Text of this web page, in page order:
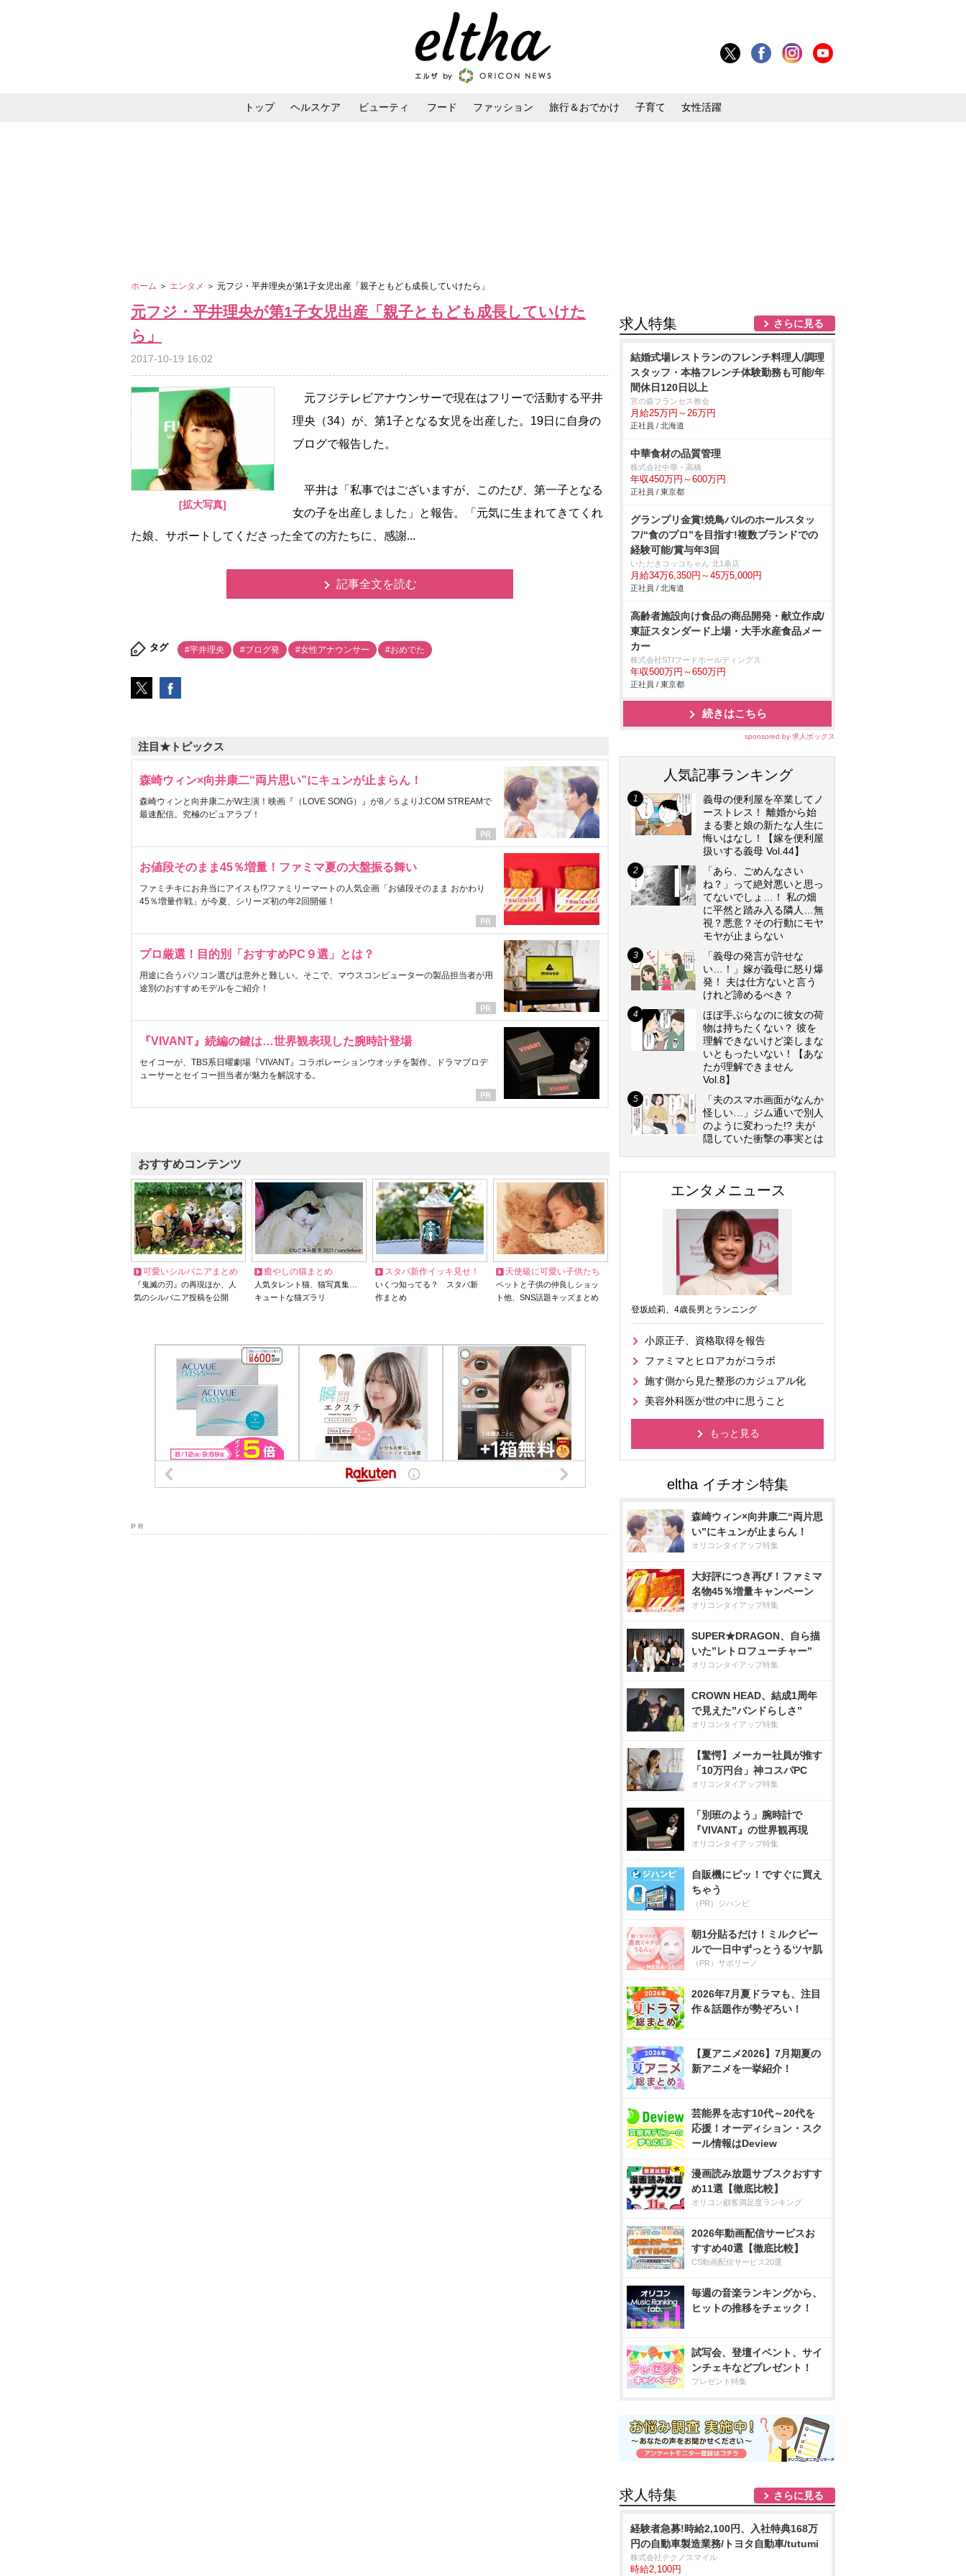
トップ ヘルスケア ビューティ フード ファッション 旅行＆おでかけ 子育て 女性活躍
ホーム ＞ エンタメ ＞ 元フジ・平井理央が第1子女児出産「親子ともども成長していけたら」
元フジ・平井理央が第1子女児出産「親子ともども成長していけた
ら」
2017-10-19 16:02
[拡大写真]
元フジテレビアナウンサーで現在はフリーで活動する平井
理央（34）が、第1子となる女児を出産した。19日に自身の
ブログで報告した。
平井は「私事ではございますが、このたび、第一子となる
女の子を出産しました」と報告。「元気に生まれてきてくれ
た娘、サポートしてくださった全ての方たちに、感謝...
記事全文を読む
タグ #平井理央 #ブログ発 #女性アナウンサー #おめでた
注目★トピックス
森崎ウィン×向井康二“両片思い”にキュンが止まらん！
森崎ウィンと向井康二がW主演！映画『（LOVE SONG）』が8／５よりJ:COM STREAMで
最速配信。究極のピュアラブ！
お値段そのまま45％増量！ファミマ夏の大盤振る舞い
ファミチキにお弁当にアイスも!?ファミリーマートの人気企画「お値段そのまま おかわり
45％増量作戦」が今夏、シリーズ初の年2回開催！
プロ厳選！目的別「おすすめPC９選」とは？
用途に合うパソコン選びは意外と難しい。そこで、マウスコンピューターの製品担当者が用
途別のおすすめモデルをご紹介！
『VIVANT』続編の鍵は…世界観表現した腕時計登場
セイコーが、TBS系日曜劇場『VIVANT』コラボレーションウオッチを製作。ドラマプロデ
ューサーとセイコー担当者が魅力を解説する。
おすすめコンテンツ
可愛いシルバニアまとめ
『鬼滅の刃』の再現ほか、人
気のシルバニア投稿を公開
癒やしの猫まとめ
人気タレント猫、猫写真集…
キュートな猫ズラリ
スタバ新作イッキ見せ！
いくつ知ってる？ スタバ新
作まとめ
天使級に可愛い子供たち
ペットと子供の仲良しショッ
ト他、SNS話題キッズまとめ
P R
求人特集 さらに見る
結婚式場レストランのフレンチ料理人/調理
スタッフ・本格フレンチ体験勤務も可能/年
間休日120日以上
宮の森フランセス教会
月給25万円～26万円
正社員 / 北海道
中華食材の品質管理
株式会社中華・高橋
年収450万円～600万円
正社員 / 東京都
グランプリ金賞!焼鳥バルのホールスタッ
フ/“食のプロ”を目指す!複数ブランドでの
経験可能/賞与年3回
いただきコッコちゃん 北1条店
月給34万6,350円～45万5,000円
正社員 / 北海道
高齢者施設向け食品の商品開発・献立作成/
東証スタンダード上場・大手水産食品メー
カー
株式会社STIフードホールディングス
年収500万円～650万円
正社員 / 東京都
続きはこちら
sponsored by 求人ボックス
人気記事ランキング
義母の便利屋を卒業してノ
ーストレス！ 離婚から始
まる妻と娘の新たな人生に
悔いはなし！【嫁を便利屋
扱いする義母 Vol.44】
「あら、ごめんなさい
ね？」って絶対悪いと思っ
てないでしょ…！ 私の畑
に平然と踏み入る隣人…無
視？悪意？その行動にモヤ
モヤが止まらない
「義母の発言が許せな
い…！」嫁が義母に怒り爆
発！ 夫は仕方ないと言う
けれど諦めるべき？
ほぼ手ぶらなのに彼女の荷
物は持ちたくない？ 彼を
理解できないけど楽しまな
いともったいない！【あな
たが理解できません
Vol.8】
「夫のスマホ画面がなんか
怪しい…」ジム通いで別人
のように変わった!? 夫が
隠していた衝撃の事実とは
エンタメニュース
登坂絵莉、4歳長男とランニング
小原正子、資格取得を報告
ファミマとヒロアカがコラボ
施す側から見た整形のカジュアル化
美容外科医が世の中に思うこと
もっと見る
森崎ウィン×向井康二“両片思
い”にキュンが止まらん！
オリコンタイアップ特集
大好評につき再び！ファミマ
名物45％増量キャンペーン
オリコンタイアップ特集
SUPER★DRAGON、自ら描
いた”レトロフューチャー”
オリコンタイアップ特集
CROWN HEAD、結成1周年
で見えた”バンドらしさ”
オリコンタイアップ特集
【驚愕】メーカー社員が推す
「10万円台」神コスパPC
オリコンタイアップ特集
「別班のよう」腕時計で
『VIVANT』の世界観再現
オリコンタイアップ特集
自販機にピッ！ですぐに買え
ちゃう
（PR）ジハンピ
朝1分貼るだけ！ミルクピー
ルで一日中ずっとうるツヤ肌
（PR）サボリーノ
2026年7月夏ドラマも、注目
作＆話題作が勢ぞろい！
【夏アニメ2026】7月期夏の
新アニメを一挙紹介！
芸能界を志す10代～20代を
応援！オーディション・スク
ール情報はDeview
漫画読み放題サブスクおすす
め11選【徹底比較】
オリコン顧客満足度ランキング
2026年動画配信サービスお
すすめ40選【徹底比較】
CS動画配信サービス20選
毎週の音楽ランキングから、
ヒットの推移をチェック！
試写会、登壇イベント、サイ
ンチェキなどプレゼント！
プレゼント特集
求人特集 さらに見る
経験者急募!時給2,100円、入社特典168万
円の自動車製造業務/トヨタ自動車/tutumi
株式会社テクノスマイル
時給2,100円